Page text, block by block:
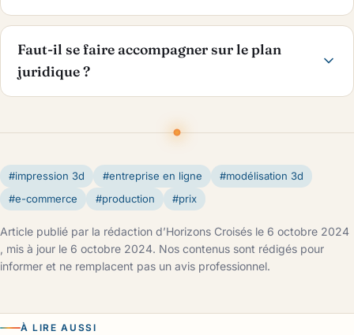
Faut-il se faire accompagner sur le plan
juridique ?
#impression 3d #entreprise en ligne
#modélisation 3d
#e-commerce
#production #prix
Article publié par la rédaction d’Horizons Croisés le 6 octobre 2024
, mis à jour le 6 octobre 2024. Nos contenus sont rédigés pour
informer et ne remplacent pas un avis professionnel.
À LIRE AUSSI